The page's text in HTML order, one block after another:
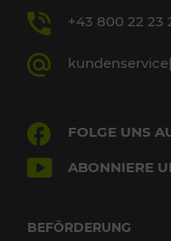
+43 800 22 23
FOLGE UNS
ABONNIERE
BEFÖRDERUNG